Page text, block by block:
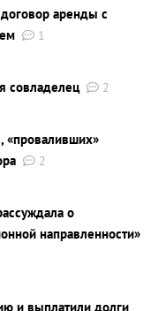
договор аренды с
1
совладелец
2
«проваливших»
2
о
направленности»
и выплатили долги